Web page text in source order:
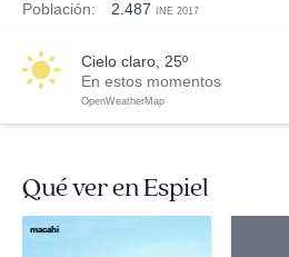
Población: 2.487 INE 2017
cielo claro, 25º
En estos momentos
OpenWeatherMap
Qué ver en Espiel
macahi